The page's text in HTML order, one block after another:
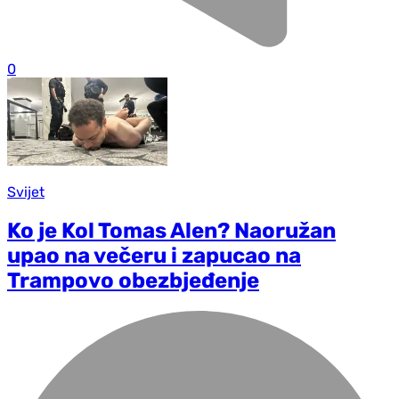
0
Svijet
Ko je Kol Tomas Alen? Naoružan
upao na večeru i zapucao na
Trampovo obezbjeđenje